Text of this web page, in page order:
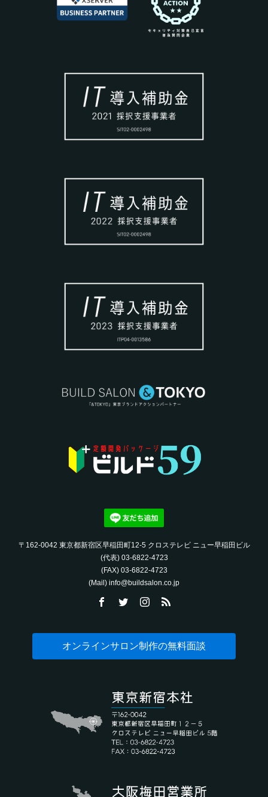
〒162-0042 東京都新宿区早稲田町12-5 クロステレビ ニュー早稲田ビル
(代表) 03-6822-4723‬
(FAX) 03-6822-4723‬
(Mail) info@buildsalon.co.jp
オンラインサロン制作の無料面談